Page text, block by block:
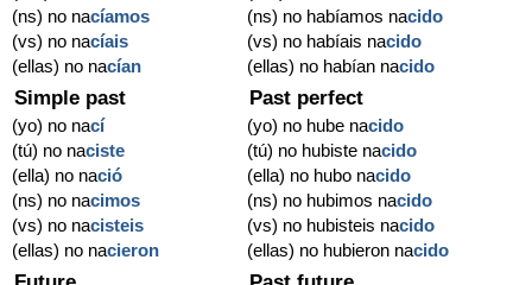
(ns) no nacíamos
(vs) no nacíais
(ellas) no nacían
(ns) no habíamos nacido
(vs) no habíais nacido
(ellas) no habían nacido
Simple past
(yo) no nací
(tú) no naciste
(ella) no nació
(ns) no nacimos
(vs) no nacisteis
(ellas) no nacieron
Past perfect
(yo) no hube nacido
(tú) no hubiste nacido
(ella) no hubo nacido
(ns) no hubimos nacido
(vs) no hubisteis nacido
(ellas) no hubieron nacido